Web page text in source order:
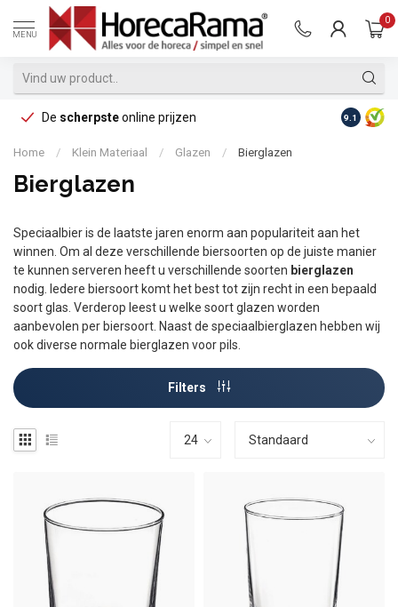
MENU
0
De scherpsteonline prijzen Op
9.1
Home / Klein Materiaal / Glazen / Bierglazen
Bierglazen
Speciaalbier is de laatste jaren enorm aan populariteit aan het
winnen. Om al deze verschillende biersoorten op de juiste manier
te kunnen serveren heeft u verschillende soorten bierglazen
nodig. Iedere biersoort komt het best tot zijn recht in een bepaald
soort glas. Verderop leest u welke soort glazen worden
aanbevolen per biersoort. Naast de speciaalbierglazen hebben wij
ook diverse normale bierglazen voor pils.
Filters